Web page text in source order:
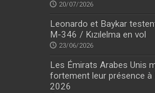
20/07/2026
Leonardo et Baykar
M-346 / Kızılelma en vol
23/06/2026
Les Émirats Arabes Unis
fortement leur présence à
2026